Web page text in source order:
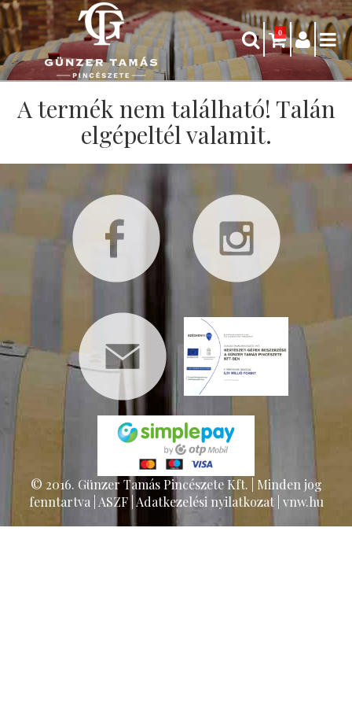
0
A termék nem található! Talán
elgépeltél valamit.
© 2016. Günzer Tamás Pincészete Kft.
Minden jog
fenntartva ASZF| Adatkezelési nyilatkozat vnw.hu